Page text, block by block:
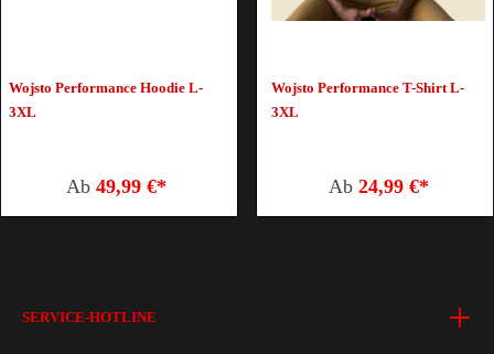
Wojsto Performance Hoodie L-
3XL
Ab 49,99 €*
Wojsto Performance T-Shirt L-
3XL
Ab 24,99 €*
SERVICE-HOTLINE